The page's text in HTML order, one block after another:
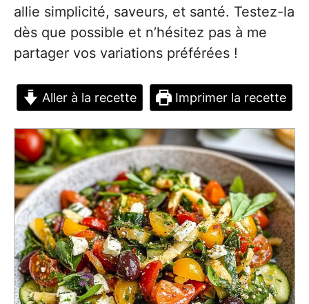
allie simplicité, saveurs, et santé. Testez-la
dès que possible et n’hésitez pas à me
partager vos variations préférées !
Aller à la recette Imprimer la recette